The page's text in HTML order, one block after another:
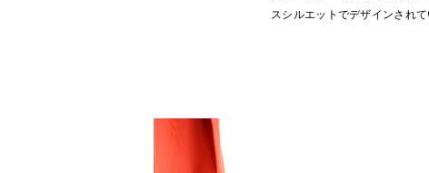
スシルエットでデザインされて